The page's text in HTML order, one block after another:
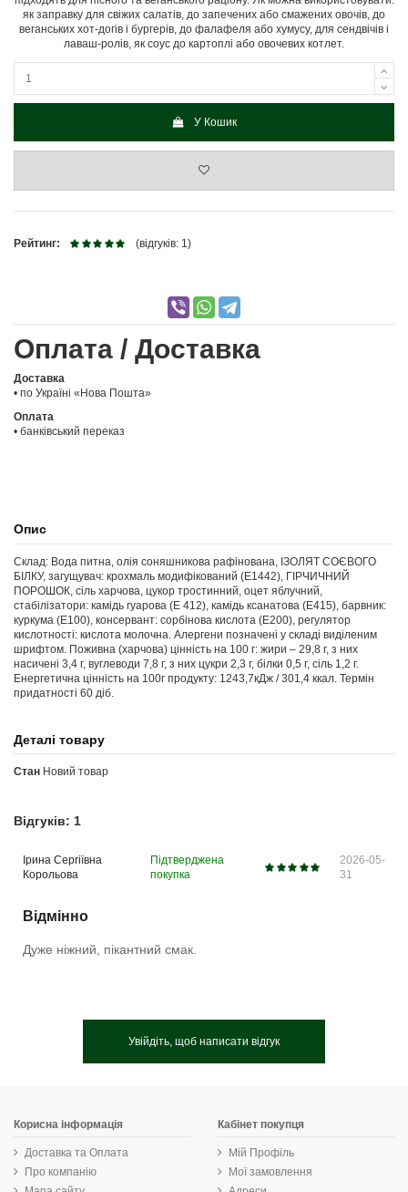
як заправку для свіжих салатів, до запечених або смажених овочів, до
веганських хот-догів і бургерів, до фалафеля або хумусу, для сендвічів і
лаваш-ролів, як соус до картоплі або овочевих котлет.
У Кошик
Рейтинг: (відгуків: 1)
Оплата / Доставка
Доставка
• по Україні «Нова Пошта»
Оплата
• банківський переказ
Опис
Склад: Вода питна, олія соняшникова рафінована, ІЗОЛЯТ СОЄВОГО
БІЛКУ, загущувач: крохмаль модифікований (Е1442), ГІРЧИЧНИЙ
ПОРОШОК, сіль харчова, цукор тростинний, оцет яблучний,
стабілізатори: камідь гуарова (Е 412), камідь ксанатова (Е415), барвник:
куркума (Е100), консервант: сорбінова кислота (Е200), регулятор
кислотності: кислота молочна. Алергени позначені у складі виділеним
шрифтом. Поживна (харчова) цінність на 100 г: жири – 29,8 г, з них
насичені 3,4 г, вуглеводи 7,8 г, з них цукри 2,3 г, білки 0,5 г, сіль 1,2 г.
Енергетична цінність на 100г продукту: 1243,7кДж / 301,4 ккал. Термін
придатності 60 діб.
Деталі товару
Стан Новий товар
Відгуків: 1
Ірина Сергіївна
Корольова
Підтверджена
покупка
2026-05-
31
Відмінно
Дуже ніжний, пікантний смак.
Увійдіть, щоб написати відгук
Корисна інформація
Доставка та Оплата
Про компанію
Кабінет покупця
Мій Профіль
Мої замовлення